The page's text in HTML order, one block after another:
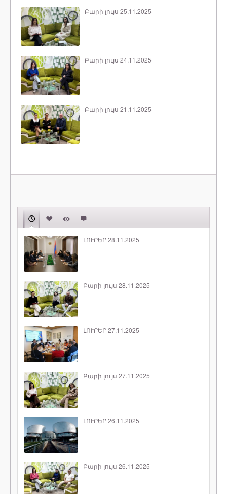
Բարի լույս 25.11.2025
Բարի լույս 24.11.2025
Բարի լույս 21.11.2025
ԼՈՒՐԵՐ 28.11.2025
Բարի լույս 28.11.2025
ԼՈՒՐԵՐ 27.11.2025
Բարի լույս 27.11.2025
ԼՈՒՐԵՐ 26.11.2025
Բարի լույս 26.11.2025